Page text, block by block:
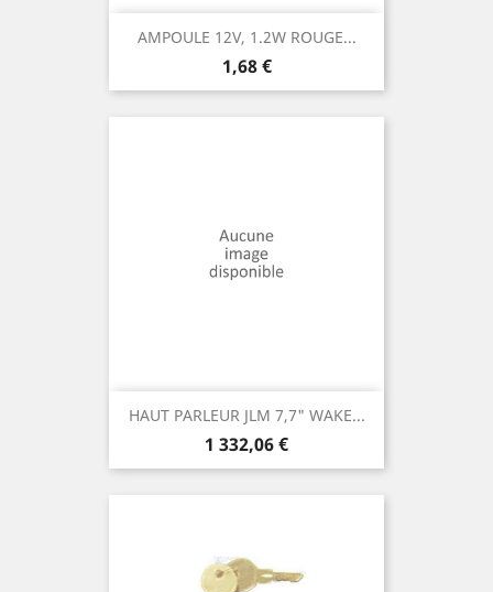
AMPOULE 12V, 1.2W ROUGE...
Prix
1,68 €
HAUT PARLEUR JLM 7,7" WAKE...
Prix
1 332,06 €